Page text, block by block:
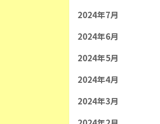
2024年7月
2024年6月
2024年5月
2024年4月
2024年3月